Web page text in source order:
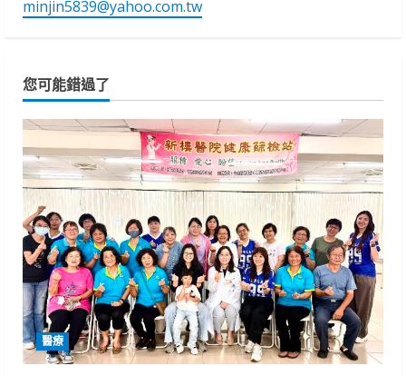
minjin5839@yahoo.com.tw
您可能錯過了
醫療